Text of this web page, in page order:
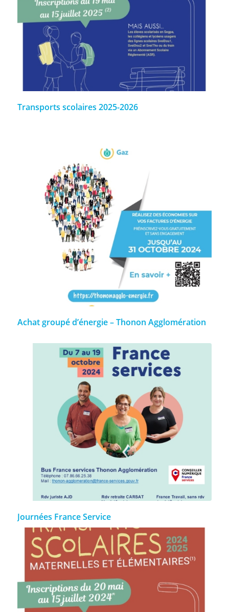
Transports scolaires 2025-2026
Achat groupé d’énergie – Thonon Agglomération
Journées France Service